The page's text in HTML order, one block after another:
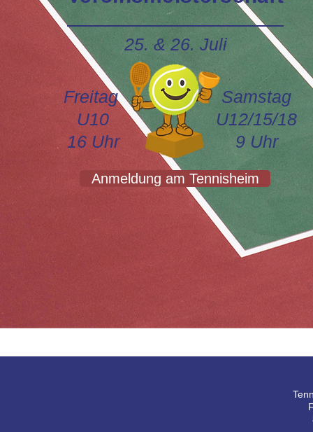
25. & 26. Juli
Freitag
U10
16 Uhr
Samstag
U12/15/18
9 Uhr
Anmeldung am Tennisheim